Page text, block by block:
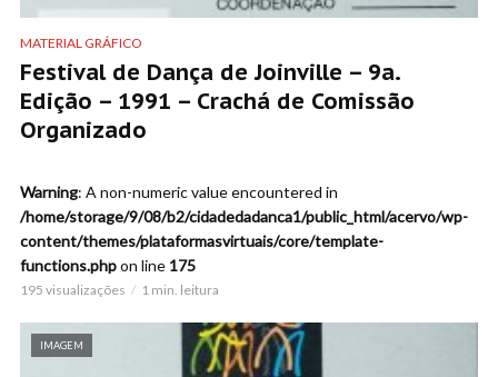
MATERIAL GRÁFICO
Festival de Dança de Joinville – 9a.
Edição – 1991 – Crachá de Comissão
Organizado
Warning: A non-numeric value encountered in
/home/storage/9/08/b2/cidadedadanca1/public_html/acervo/wp-
content/themes/plataformasvirtuais/core/template-
functions.phpon line 175
195 visualizações 1 min. leitura
IMAGEM